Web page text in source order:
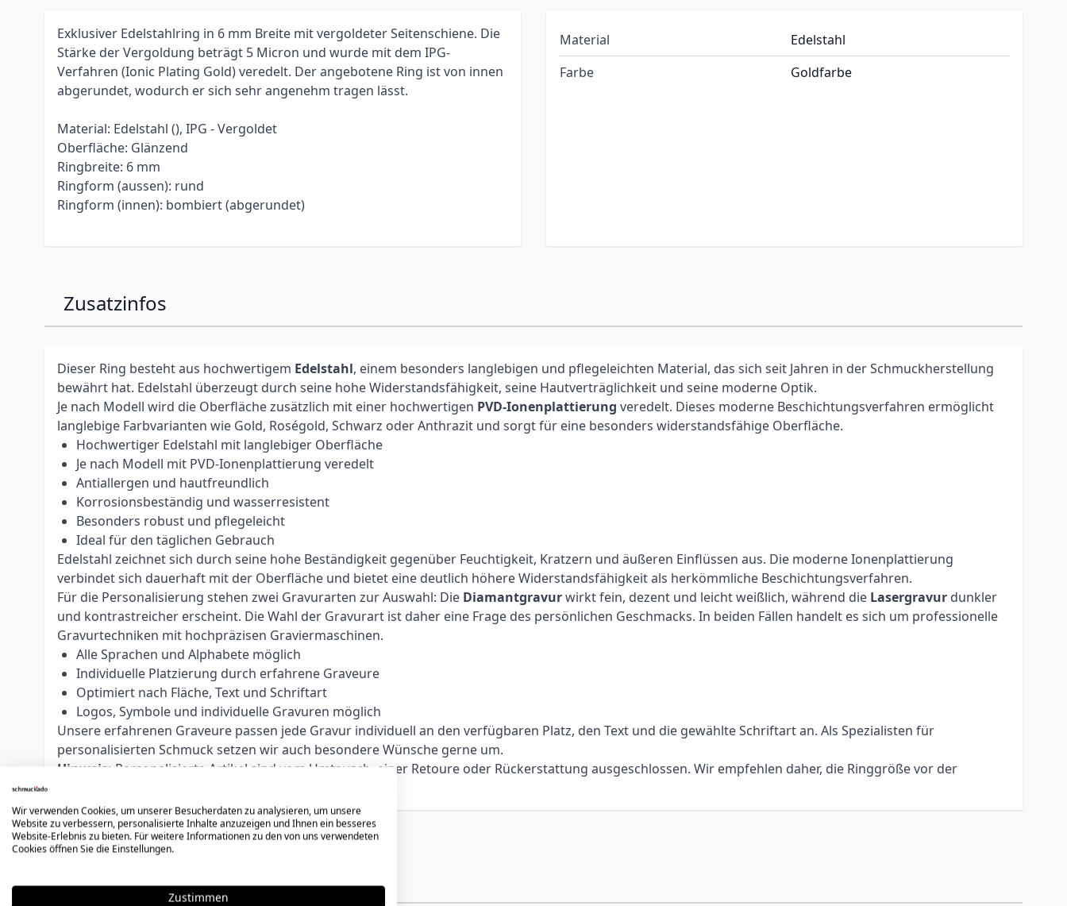
Exklusiver Edelstahlring in 6 mm Breite mit vergoldeter Seitenschiene. Die
Stärke der Vergoldung beträgt 5 Micron und wurde mit dem IPG-
Verfahren (Ionic Plating Gold) veredelt. Der angebotene Ring ist von innen
abgerundet, wodurch er sich sehr angenehm tragen lässt.
Material: Edelstahl (), IPG - Vergoldet
Oberfläche: Glänzend
Ringbreite: 6 mm
Ringform (aussen): rund
Ringform (innen): bombiert (abgerundet)
Material
Edelstahl
Farbe
Goldfarbe
Zusatzinfos
Dieser Ring besteht aus hochwertigem Edelstahl, einem besonders langlebigen und pflegeleichten Material, das sich seit Jahren in der Schmuckherstellung
bewährt hat. Edelstahl überzeugt durch seine hohe Widerstandsfähigkeit, seine Hautverträglichkeit und seine moderne Optik.
Je nach Modell wird die Oberfläche zusätzlich mit einer hochwertigen PVD-Ionenplattierung veredelt. Dieses moderne Beschichtungsverfahren ermöglicht
langlebige Farbvarianten wie Gold, Roségold, Schwarz oder Anthrazit und sorgt für eine besonders widerstandsfähige Oberfläche.
Hochwertiger Edelstahl mit langlebiger Oberfläche
Je nach Modell mit PVD-Ionenplattierung veredelt
Antiallergen und hautfreundlich
Korrosionsbeständig und wasserresistent
Besonders robust und pflegeleicht
Ideal für den täglichen Gebrauch
Edelstahl zeichnet sich durch seine hohe Beständigkeit gegenüber Feuchtigkeit, Kratzern und äußeren Einflüssen aus. Die moderne Ionenplattierung
verbindet sich dauerhaft mit der Oberfläche und bietet eine deutlich höhere Widerstandsfähigkeit als herkömmliche Beschichtungsverfahren.
Für die Personalisierung stehen zwei Gravurarten zur Auswahl: Die Diamantgravurwirkt fein, dezent und leicht weißlich, während die Lasergravur dunkler
und kontrastreicher erscheint. Die Wahl der Gravurart ist daher eine Frage des persönlichen Geschmacks. In beiden Fällen handelt es sich um professionelle
Gravurtechniken mit hochpräzisen Graviermaschinen.
Alle Sprachen und Alphabete möglich
Individuelle Platzierung durch erfahrene Graveure
Optimiert nach Fläche, Text und Schriftart
Logos, Symbole und individuelle Gravuren möglich
Unsere erfahrenen Graveure passen jede Gravur individuell an den verfügbaren Platz, den Text und die gewählte Schriftart an. Als Spezialisten für
personalisierten Schmuck setzen wir auch besondere Wünsche gerne um.
Hinweis: Personalisierte Artikel sind vom Umtausch, einer Retoure oder Rückerstattung ausgeschlossen. Wir empfehlen daher, die Ringgröße vor der
Könnte dir auch gefallen
Wir verwenden Cookies, um unserer Besucherdaten zu analysieren, um unsere
Website zu verbessern, personalisierte Inhalte anzuzeigen und Ihnen ein besseres
Website-Erlebnis zu bieten. Für weitere Informationen zu den von uns verwendeten
Cookies öffnen Sie die Einstellungen.
Zustimmen